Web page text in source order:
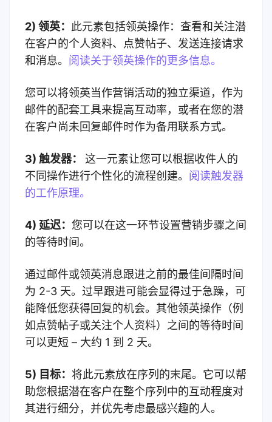
2) 领英： 此元素包括领英操作：查看和关注潜
在客户的个人资料、点赞帖子、发送连接请求
和消息。 阅读关于领英操作的更多信息。
您可以将领英当作营销活动的独立渠道，作为
邮件的配套工具来提高互动率，或者在您的潜
在客户尚未回复邮件时作为备用联系方式。
3) 触发器： 这一元素让您可以根据收件人的
不同操作进行个性化的流程创建。 阅读触发器
的工作原理。
4) 延迟： 您可以在这一环节设置营销步骤之间
的等待时间。
通过邮件或领英消息跟进之前的最佳间隔时间
为 2-3 天。过早跟进可能会显得过于急躁，可
能降低您获得回复的机会。其他领英操作（例
如点赞帖子或关注个人资料）之间的等待时间
可以更短 – 大约 1 到 2 天。
5) 目标： 将此元素放在序列的末尾。它可以帮
助您根据潜在客户在整个序列中的互动程度对
其进行细分，并优先考虑最感兴趣的人。